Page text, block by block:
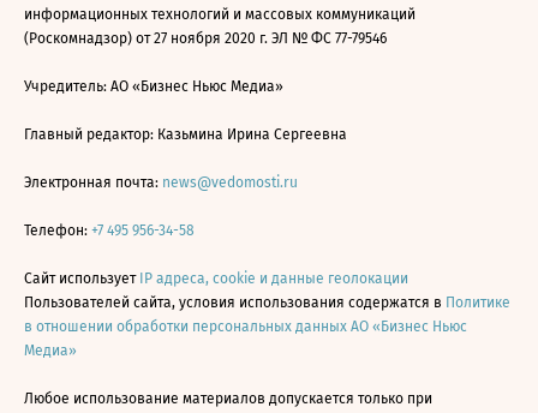
информационных технологий и массовых коммуникаций
(Роскомнадзор) от 27 ноября 2020 г. ЭЛ № ФС 77-79546
Учредитель: АО «Бизнес Ньюс Медиа»
Главный редактор: Казьмина Ирина Сергеевна
Электронная почта: news@vedomosti.ru
Телефон: +7 495 956-34-58
Сайт использует IP адреса, cookie и данные геолокации
Пользователей сайта, условия использования содержатся в Политике
в отношении обработки персональных данных АО «Бизнес Ньюс
Медиа»
Любое использование материалов допускается только при